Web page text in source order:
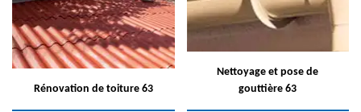
Rénovation de toiture 63
Nettoyage et pose de
gouttière 63